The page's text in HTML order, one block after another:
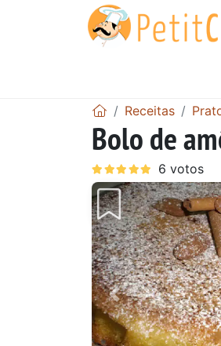
Receitas
Bolo de
Anterior